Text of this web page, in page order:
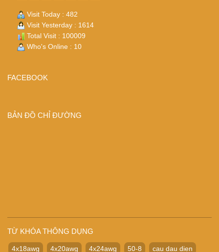
Visit Today : 482
Visit Yesterday : 1614
Total Visit : 100009
Who's Online : 10
FACEBOOK
BẢN ĐỒ CHỈ ĐƯỜNG
TỪ KHÓA THÔNG DỤNG
4x18awg 4x20awg 4x24awg 50-8 cau dau dien